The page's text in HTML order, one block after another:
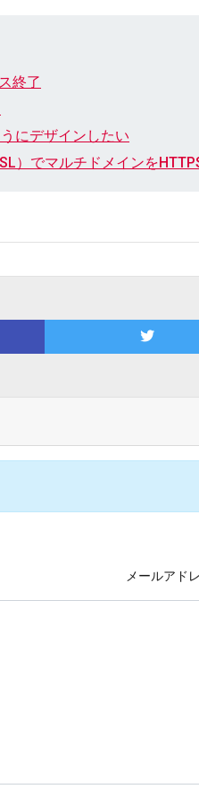
終了
にデザインしたい
）でマルチドメインを
メールアド